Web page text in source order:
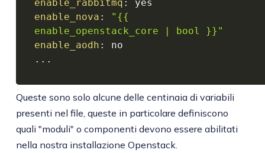
enable_rabbitmq :
enable_nova :
"{{
enable_openstack_core | bool }}"
enable_aodh :
...
Queste sono solo alcune delle centinaia di variabili
presenti nel file, queste in particolare definiscono
quali "moduli" o componenti devono essere abilitati
nella nostra installazione Openstack.